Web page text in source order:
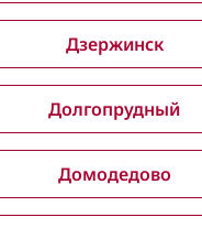
Дзержинск
Долгопрудный
Домодедово